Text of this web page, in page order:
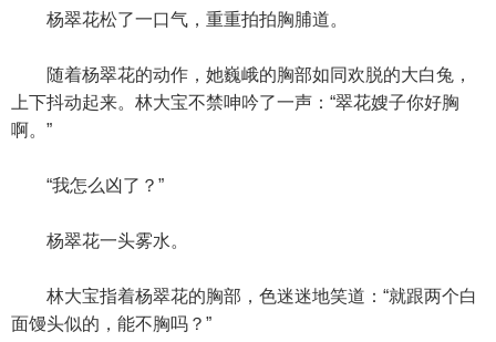
杨翠花松了一口气，重重拍拍胸脯道。
随着杨翠花的动作，她巍峨的胸部如同欢脱的大白兔，
上下抖动起来。林大宝不禁呻吟了一声：“翠花嫂子你好胸
啊。”
“我怎么凶了？”
杨翠花一头雾水。
林大宝指着杨翠花的胸部，色迷迷地笑道：“就跟两个白
面馒头似的，能不胸吗？”